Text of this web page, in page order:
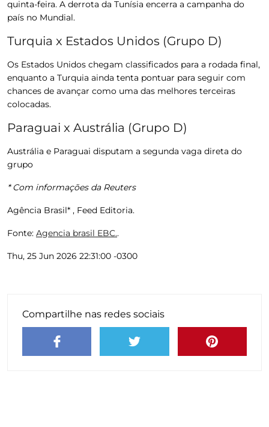
quinta-feira. A derrota da Tunísia encerra a campanha do
país no Mundial.
Turquia x Estados Unidos (Grupo D)
Os Estados Unidos chegam classificados para a rodada final,
enquanto a Turquia ainda tenta pontuar para seguir com
chances de avançar como uma das melhores terceiras
colocadas.
Paraguai x Austrália (Grupo D)
Austrália e Paraguai disputam a segunda vaga direta do
grupo
* Com informações da Reuters
Agência Brasil* , Feed Editoria.
Fonte: Agencia brasil EBC..
Thu, 25 Jun 2026 22:31:00 -0300
Compartilhe nas redes sociais